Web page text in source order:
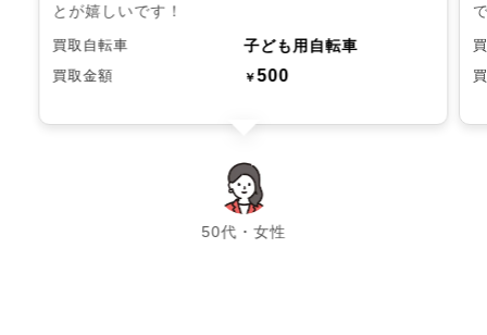
とが嬉しいです！
買取自転車 子ども用自転車
買取金額 ￥500
50代・女性
chevron_left chevron_right